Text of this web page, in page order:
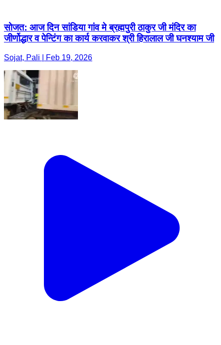
सोजत: आज दिन सांडिया गांव मे ब्रह्मपुरी ठाकुर जी मंदिर का
जीर्णोद्धार व पेन्टिंग का कार्य करवाकर श्री हिरालाल जी घनश्याम जी
Sojat, Pali | Feb 19, 2026